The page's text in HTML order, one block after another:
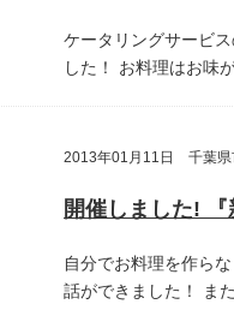
ケータリングサービ
した！
お料理はお味
2013年01月11日 千葉
自分でお料理を作ら
話ができました！
ま